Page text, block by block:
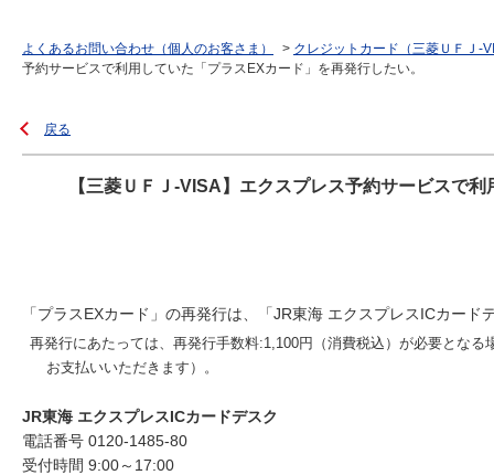
よくあるお問い合わせ（個人のお客さま） > クレジットカード（三菱ＵＦＪ-
予約サービスで利用していた「プラスEXカード」を再発行したい。
戻る
【三菱ＵＦＪ-VISA】エクスプレス予約サービスで
「プラスEXカード」の再発行は、「JR東海 エクスプレスICカード
再発行にあたっては、再発行手数料:1,100円（消費税込）が必要とな
お支払いいただきます）。
JR東海 エクスプレスICカードデスク
電話番号 0120-1485-80
受付時間 9:00～17:00